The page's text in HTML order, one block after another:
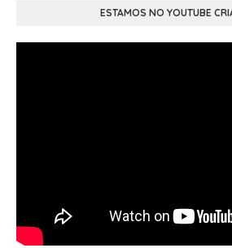
ESTAMOS NO YOUTUBE